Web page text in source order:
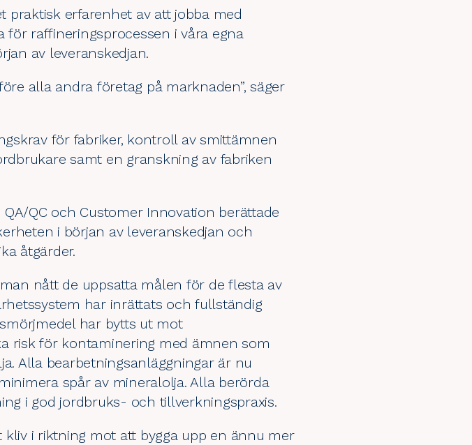
praktisk erfarenhet av att jobba med
raffineringsprocessen i våra egna
av leveranskedjan.
alla andra företag på marknaden”, säger
för fabriker, kontroll av smittämnen
samt en granskning av fabriken
QC och Customer Innovation berättade
i början av leveranskedjan och
åtgärder.
nått de uppsatta målen för de flesta av
har inrättats och fullständig
har bytts ut mot
risk för kontaminering med ämnen som
Alla bearbetningsanläggningar är nu
spår av mineralolja. Alla berörda
i god jordbruks- och tillverkningspraxis.
kliv i riktning mot att bygga upp en ännu mer